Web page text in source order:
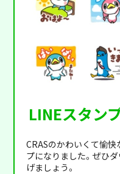
LINEスタン
CRASのかわいくて愉
プになりました。ぜひ
げましょう。